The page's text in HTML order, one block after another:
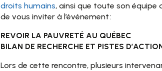
droits humains, ainsi que toute son équipe
de vous inviter à l’événement :
REVOIR LA PAUVRETÉ AU QUÉBEC
BILAN DE RECHERCHE ET PISTES
Lors de cette rencontre, plusieurs